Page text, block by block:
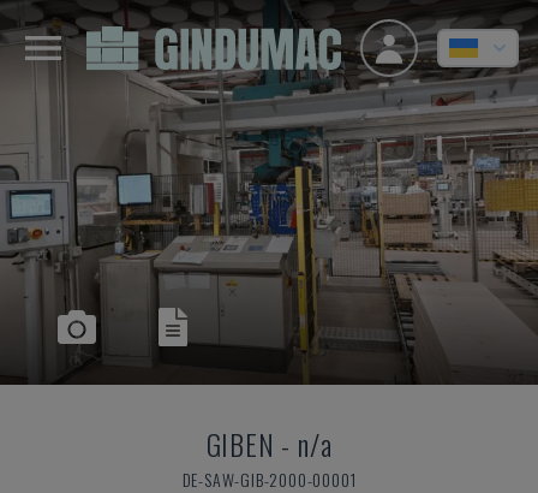
GIBEN - n/a
DE-SAW-GIB-2000-00001